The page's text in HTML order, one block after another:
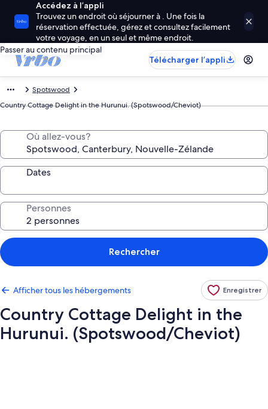
Accédez à l’appli
Trouvez un endroit où séjourner à . Une fois la
réservation effectuée, gérez et consultez facilement
votre voyage, en un seul et même endroit.
Passer au contenu principal
Télécharger l’appli
Spotswood
Country Cottage Delight in the Hurunui. (Spotswood/Cheviot)
Où allez-vous?
Dates
Personnes
Rechercher
Afficher tous les hébergements Enregistrer
Country Cottage Delight in the
Hurunui. (Spotswood/Cheviot)